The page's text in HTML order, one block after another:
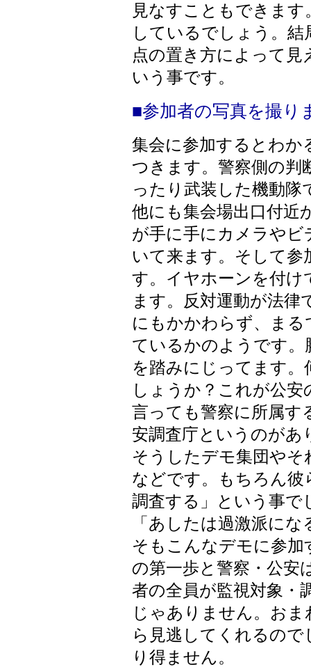
見なすこともできま
しているでしょう。
点の置き方によって
いう事です。
■参加者の写真を撮り
集会に参加するとわか
つきます。警察側の判
ったり武装した機動
他にも集会場出口付近
が手に手にカメラや
いて来ます。そして参
す。イヤホーンを付
ます。反対運動が法
にもかかわらず、まる
ているかのようです。
を踏みにじってます
しょうか？これが公
言っても警察に所属す
安調査庁というのがあ
そうしたデモ集団やそ
などです。もちろん彼
調査する」という事で
「あしたは過激派に
そもこんなデモに参加
の第一歩と警察・公安
者の全員が監視対象・
じゃありません。お
ら見逃してくれるの
り得ません。